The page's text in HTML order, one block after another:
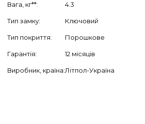
Вага, кг**: 4.3
Тип замку: Ключовий
Тип покриття: Порошкове
Гарантія: 12 місяців
Виробник, країна:Літпол-Україна